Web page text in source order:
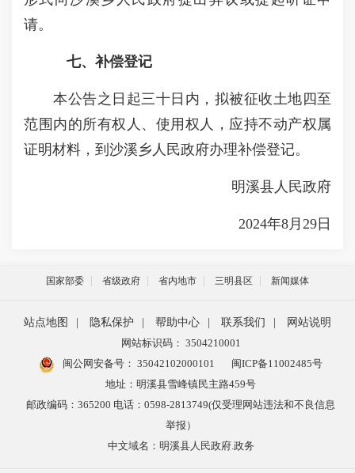
请。
七、补偿登记
本公告之日起三十日内，拟被征收土地四至
范围内的所有权人、使用权人，应持不动产权属
证明材料，到沙溪乡人民政府办理补偿登记。
明溪县人民政府
2024年8月29日
国家部委 省级政府 省内地市 三明县区 新闻媒体
站点地图 隐私保护 帮助中心 联系我们
网站说明
网站标识码： 3504210001
闽公网安备号： 35042102000101
闽ICP备11002485号
地址：明溪县雪峰镇民主路459号
邮政编码：365200 电话：0598-2813749(仅受理网站违法和不良信息
举报）
中文域名：明溪县人民政府.政务